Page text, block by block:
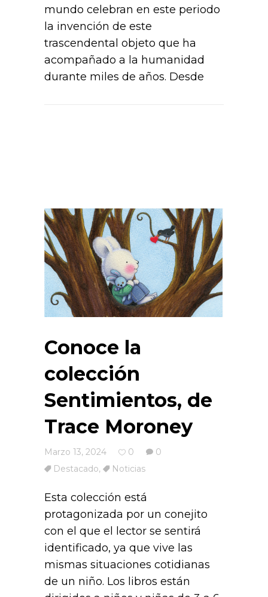
mundo celebran en este periodo
la invención de este
trascendental objeto que ha
acompañado a la humanidad
durante miles de años. Desde
Conoce la
colección
Sentimientos, de
Trace Moroney
Marzo 13, 2024 0
0
Destacado, Noticias
Esta colección está
protagonizada por un conejito
con el que el lector se sentirá
identificado, ya que vive las
mismas situaciones cotidianas
de un niño. Los libros están